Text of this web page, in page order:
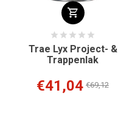
Trae Lyx Project- &
Trappenlak
€41,04 €69,12